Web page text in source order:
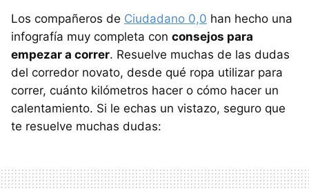
Los compañeros de Ciudadano 0,0 han hecho una
infografía muy completa con consejos para
empezar a correr. Resuelve muchas de las dudas
del corredor novato, desde qué ropa utilizar para
correr, cuánto kilómetros hacer o cómo hacer un
calentamiento. Si le echas un vistazo, seguro que
te resuelve muchas dudas: